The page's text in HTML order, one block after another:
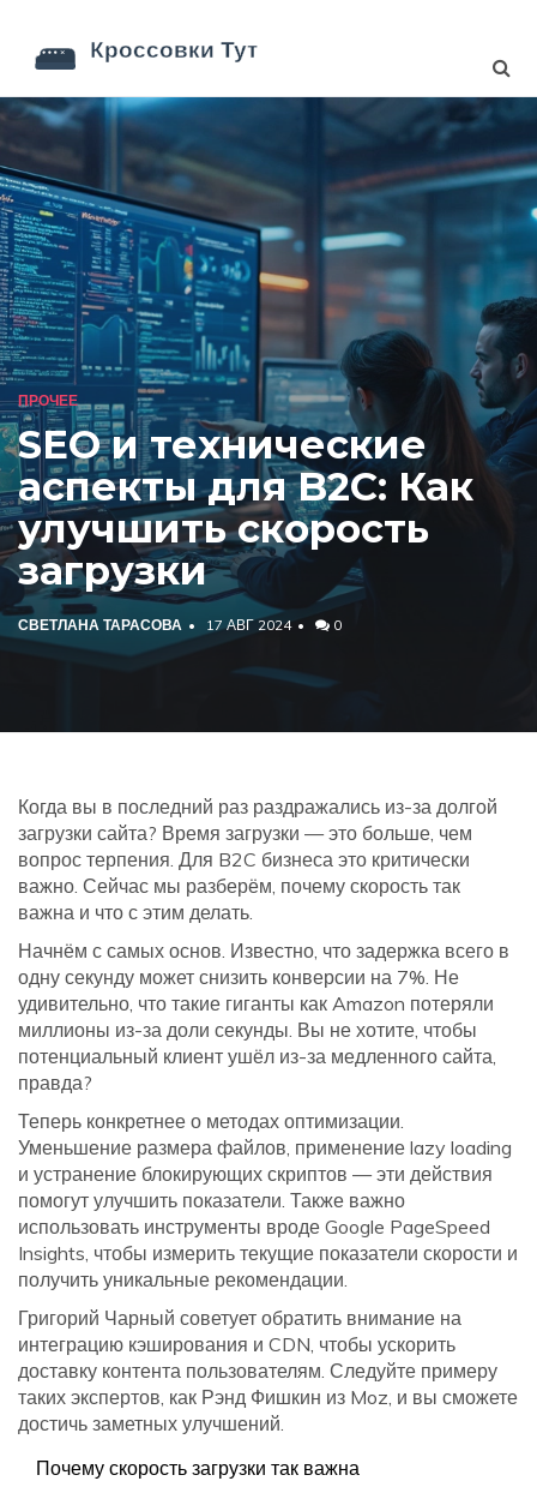
ПРОЧЕЕ
SEO и технические
аспекты для B2C: Как
улучшить скорость
загрузки
СВЕТЛАНА ТАРАСОВА 17 АВГ 2024 0
Когда вы в последний раз раздражались из-за долгой
загрузки сайта? Время загрузки — это больше, чем
вопрос терпения. Для B2C бизнеса это критически
важно. Сейчас мы разберём, почему скорость так
важна и что с этим делать.
Начнём с самых основ. Известно, что задержка всего в
одну секунду может снизить конверсии на 7%. Не
удивительно, что такие гиганты как Amazon потеряли
миллионы из-за доли секунды. Вы не хотите, чтобы
потенциальный клиент ушёл из-за медленного сайта,
правда?
Теперь конкретнее о методах оптимизации.
Уменьшение размера файлов, применение lazy loading
и устранение блокирующих скриптов — эти действия
помогут улучшить показатели. Также важно
использовать инструменты вроде Google PageSpeed
Insights, чтобы измерить текущие показатели скорости и
получить уникальные рекомендации.
Григорий Чарный советует обратить внимание на
интеграцию кэширования и CDN, чтобы ускорить
доставку контента пользователям. Следуйте примеру
таких экспертов, как Рэнд Фишкин из Moz, и вы сможете
достичь заметных улучшений.
Почему скорость загрузки так важна